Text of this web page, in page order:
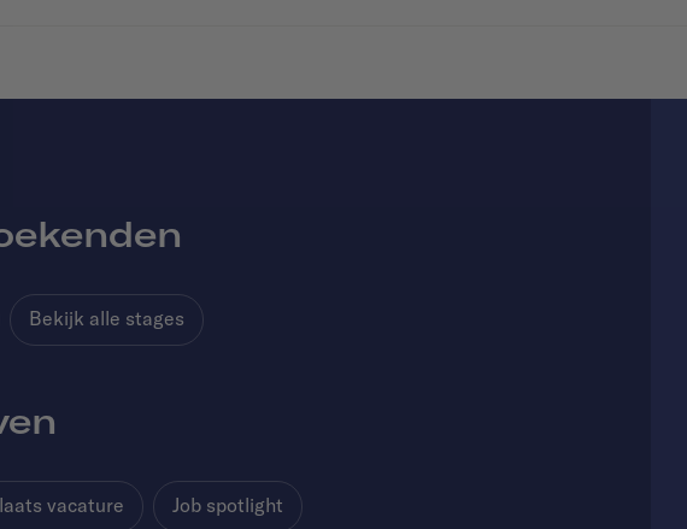
Bekijk alle stages
vacature Job spotlight